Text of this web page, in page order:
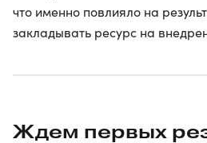
что именно повлияло на
закладывать ресурс на
Ждем первых